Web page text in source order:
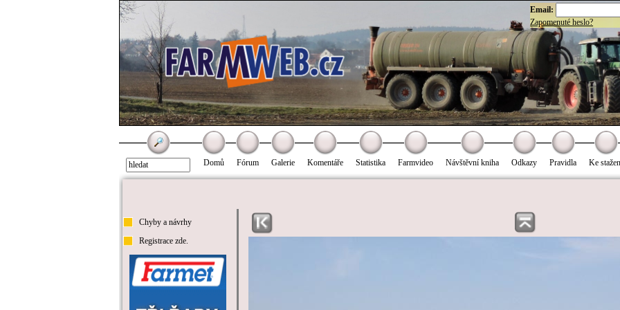
Email:
Zapomenuté heslo?
Domů Fórum Galerie Komentáře Statistika Farmvideo Návštěvní kniha Odkazy Pravidla Ke
Chyby a návrhy
Registrace zde.